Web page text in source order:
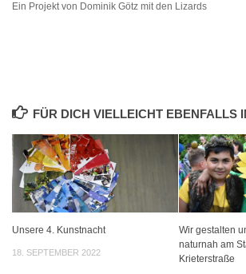
Ein Projekt von Dominik Götz mit den Lizards
FÜR DICH VIELLEICHT EBENFALLS
Unsere 4. Kunstnacht
18. SEPTEMBER 2022
Wir gestalten
naturnah am
Krieterstraße